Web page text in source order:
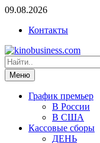
09.08.2026
Контакты
Меню
График премьер
В России
В США
Кассовые сборы
ДЕНЬ